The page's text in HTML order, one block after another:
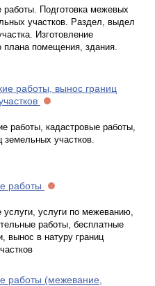
работы. Подготовка межевых
участков. Раздел, выдел
Изготовление
плана помещения, здания.
работы, вынос границ
работы, кадастровые работы,
земельных участков.
работы
услуги, услуги по межеванию,
работы, бесплатные
вынос в натуру границ
работы (межевание,